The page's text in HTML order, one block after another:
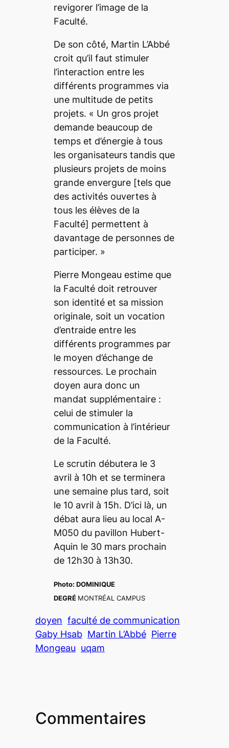
revigorer l’image de la
Faculté.
De son côté, Martin L’Abbé
croit qu’il faut stimuler
l’interaction entre les
différents programmes via
une multitude de petits
projets. « Un gros projet
demande beaucoup de
temps et d’énergie à tous
les organisateurs tandis que
plusieurs projets de moins
grande envergure[tels que
des activités ouvertes à
tous les élèves de la
Faculté] permettent à
davantage de personnes de
participer. »
Pierre Mongeau estime que
la Faculté doit retrouver
son identité et sa mission
originale, soit un vocation
d’entraide entre les
différents programmes par
le moyen d’échange de
ressources. Le prochain
doyen aura donc un
mandat supplémentaire :
celui de stimuler la
communication à l’intérieur
de la Faculté.
Le scrutin débutera le 3
avril à 10h et se terminera
une semaine plus tard, soit
le 10 avril à 15h. D’ici là, un
débat aura lieu au local A-
M050 du pavillon Hubert-
Aquin le 30 mars prochain
de 12h30 à 13h30.
Photo: DOMINIQUE
DEGRÉ MONTRÉAL CAMPUS
doyen faculté de communication
Gaby Hsab Martin L’Abbé Pierre
Mongeau uqam
Commentaires